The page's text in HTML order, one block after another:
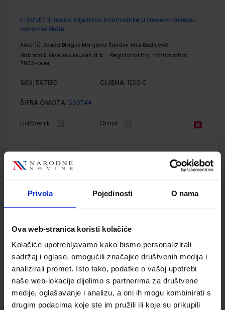
Privola Pojedinosti O nama
Ova web-stranica koristi kolačiće
Kolačiće upotrebljavamo kako bismo personalizirali
sadržaj i oglase, omogućili značajke društvenih medija i
analizirali promet. Isto tako, podatke o vašoj upotrebi
naše web-lokacije dijelimo s partnerima za društvene
medije, oglašavanje i analizu, a oni ih mogu kombinirati s
drugim podacima koje ste im pružili ili koje su prikupili
E-SVIJET 3; radna bilježnica informatike u trećem razredu
osnovne škole
Autor(i): Josipa Blagus Marijana Šundov Ana Budojević
Nakladnik: ŠKOLSKA KNJIGA d.d.
Registarski broj ministarstva:
7003-DOM
SKU: 567185 CIJENA: 11,50 €
ŠIFRA OMOTA: 500744
Udžbenik Omot
ISTRAŽUJEMO NAŠ SVIJET 3; udžbenik za prirodu i društvo s
dodatnim digitalnim sadržajima u trećem razredu osnovne
škole
ŠKOLSKA KNJIGA d.d.
Udžbenik Omot
ISTRAŽUJEMO NAŠ SVIJET 3; radna bilježnica za prirodu i
društvo u trećem razredu osnovne škole